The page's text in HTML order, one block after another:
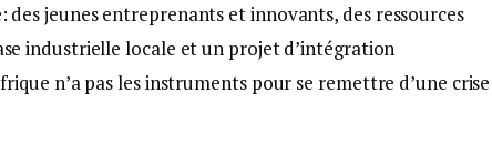
des jeunes entreprenants et innovants, des ressources
industrielle locale et un projet d’intégration
n’a pas les instruments pour se remettre d’une crise